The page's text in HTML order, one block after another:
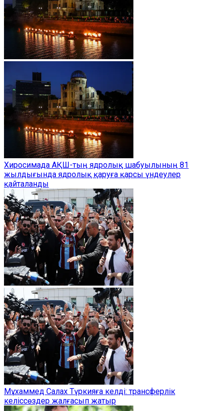
Хиросимада АҚШ-тың ядролық шабуылының 81
жылдығында ядролық қаруға қарсы үндеулер
қайталанды
Мұхаммед Салах Түркияға келді: трансферлік
келіссөздер жалғасып жатыр